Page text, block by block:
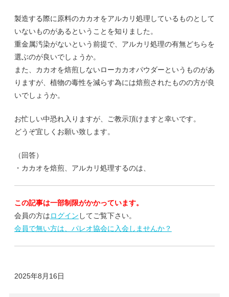
製造する際に原料のカカオをアルカリ処理しているものとして
いないものがあるということを知りました。
重金属汚染がないという前提で、アルカリ処理の有無どちらを
選ぶのが良いでしょうか。
また、カカオを焙煎しないローカカオパウダーというものがあ
りますが、植物の毒性を減らす為には焙煎されたものの方が良
いでしょうか。
お忙しい中恐れ入りますが、ご教示頂けますと幸いです。
どうぞ宜しくお願い致します。
（回答）
・カカオを焙煎、アルカリ処理するのは、
この記事は一部制限がかかっています。
会員の方はログイン してご覧下さい。
会員で無い方は、パレオ協会に入会しませんか？
2025年8月16日